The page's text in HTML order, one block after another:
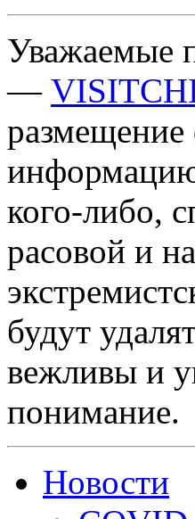
Уважаемые
—
кого-либо,
расовой и
будут
вежливы и
понимание.
Новости